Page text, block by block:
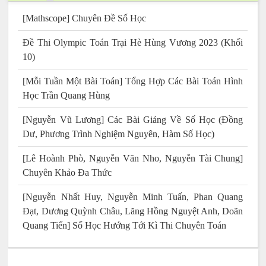
[Mathscope] Chuyên Đề Số Học
Đề Thi Olympic Toán Trại Hè Hùng Vương 2023 (Khối
10)
[Mỗi Tuần Một Bài Toán] Tổng Hợp Các Bài Toán Hình
Học Trần Quang Hùng
[Nguyễn Vũ Lương] Các Bài Giảng Về Số Học (Đồng
Dư, Phương Trình Nghiệm Nguyên, Hàm Số Học)
[Lê Hoành Phò, Nguyễn Văn Nho, Nguyễn Tài Chung]
Chuyên Khảo Đa Thức
[Nguyễn Nhất Huy, Nguyễn Minh Tuấn, Phan Quang
Đạt, Dương Quỳnh Châu, Lăng Hồng Nguyệt Anh, Doãn
Quang Tiến] Số Học Hướng Tới Kì Thi Chuyên Toán